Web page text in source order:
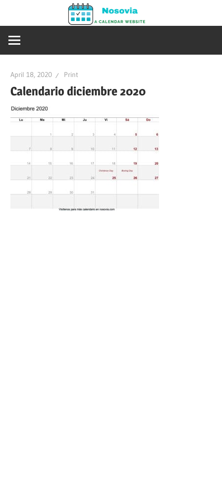
content
2020
2021
April 18, 2020 Print
Calendario diciembre 2020